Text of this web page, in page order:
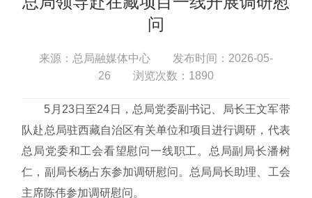
问
来源：总局融媒体中心 发布时间：2026-05-
26 浏览次数： 1890
5月23日至24日，总局党委副书记、局长王文军带
队赴总局驻西藏自治区有关单位和项目进行调研，代表
总局党委和工会看望慰问一线职工。总局副局长潘树
仁，副局长杨占东参加调研慰问。总局局长助理、工会
主席陈伟参加调研慰问。